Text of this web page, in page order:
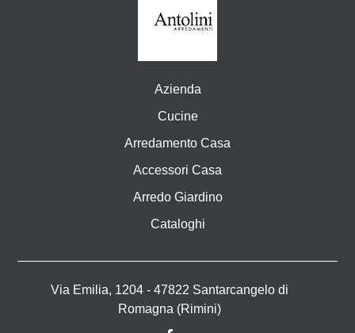
Azienda
Cucine
Arredamento Casa
Accessori Casa
Arredo Giardino
Cataloghi
Via Emilia, 1204 - 47822 Santarcangelo di
Romagna (Rimini)